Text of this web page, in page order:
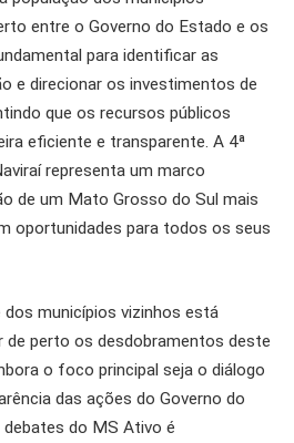
entre o Governo do Estado e os
para identificar as
e direcionar os investimentos de
que os recursos públicos
eficiente e transparente. A 4ª
representa um marco
de um Mato Grosso do Sul mais
oportunidades para todos os seus
dos municípios vizinhos está
de perto os desdobramentos deste
o foco principal seja o diálogo
das ações do Governo do
do MS Ativo é